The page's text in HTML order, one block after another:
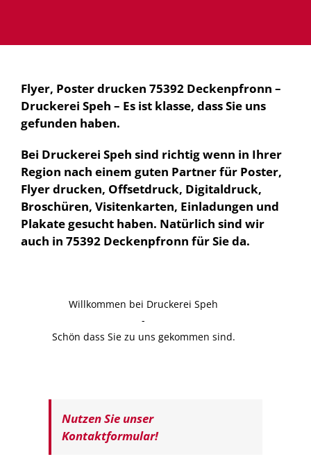
Flyer, Poster drucken 75392 Deckenpfronn –
Druckerei Speh – Es ist klasse, dass Sie uns
gefunden haben.
Bei Druckerei Speh sind richtig wenn in Ihrer
Region nach einem guten Partner für Poster,
Flyer drucken, Offsetdruck, Digitaldruck,
Broschüren, Visitenkarten, Einladungen und
Plakate gesucht haben. Natürlich sind wir
auch in 75392 Deckenpfronn für Sie da.
Willkommen bei Druckerei Speh
-
Schön dass Sie zu uns gekommen sind.
Nutzen Sie unser
Kontaktformular!